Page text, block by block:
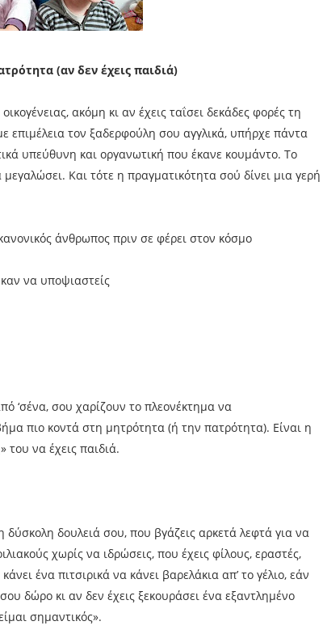
(αν δεν έχεις παιδιά)
ακόμη κι αν έχεις ταΐσει δεκάδες φορές τη
επιμέλεια τον ξαδερφούλη σου αγγλικά, υπήρχε πάντα
υπεύθυνη και οργανωτική που έκανε κουμάντο. Το
Και τότε η πραγματικότητα σού δίνει μια γερή
άνθρωπος πριν σε φέρει στον κόσμο
να υποψιαστείς
‘σένα, σου χαρίζουν το πλεονέκτημα να
πιο κοντά στη μητρότητα (ή την πατρότητα). Είναι η
του να έχεις παιδιά.
δύσκολη δουλειά σου, που βγάζεις αρκετά λεφτά για να
χωρίς να ιδρώσεις, που έχεις φίλους, εραστές,
ένα πιτσιρικά να κάνει βαρελάκια απ’ το γέλιο, εάν
δώρο κι αν δεν έχεις ξεκουράσει ένα εξαντλημένο
σημαντικός».